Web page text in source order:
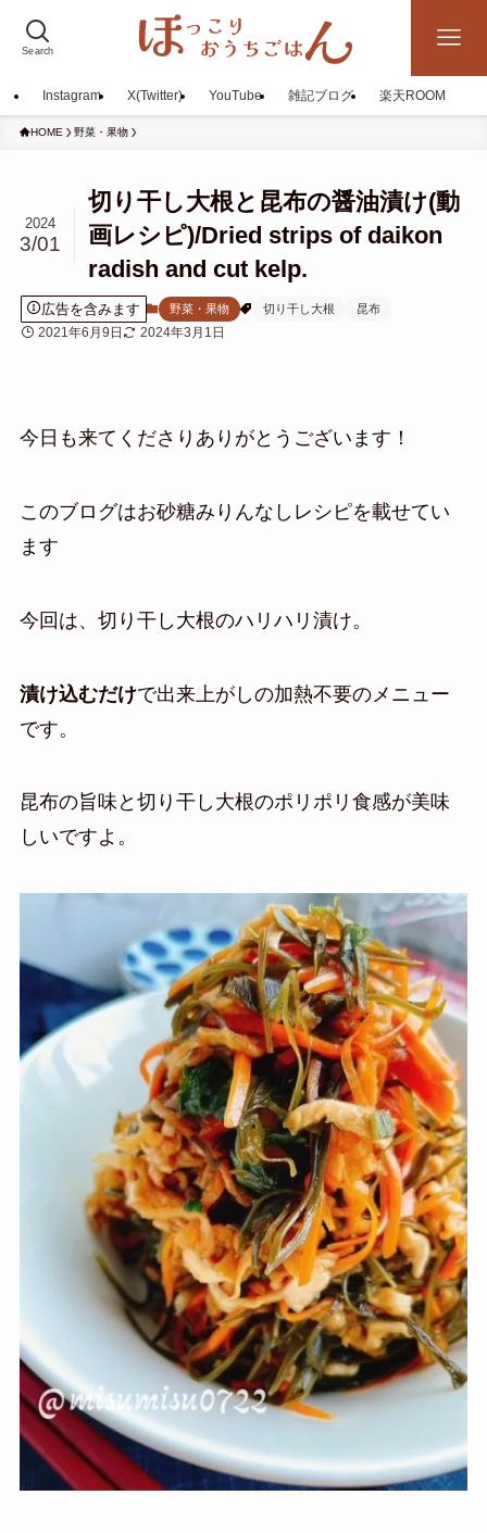
Search
Instagram X(Twitter) YouTube 雑記ブログ 楽天ROOM
HOME 野菜・果物
切り干し大根と昆布の醤油漬け(動
画レシピ)/Dried strips of daikon
radish and cut kelp.
2024
3/01
広告を含みます 野菜・果物 切り干し大根 昆布
2021年6月9日 2024年3月1日
今日も来てくださりありがとうございます！
このブログはお砂糖みりんなしレシピを載せてい
ます
今回は、切り干し大根のハリハリ漬け。
漬け込むだけで出来上がしの加熱不要のメニュー
です。
昆布の旨味と切り干し大根のポリポリ食感が美味
しいですよ。